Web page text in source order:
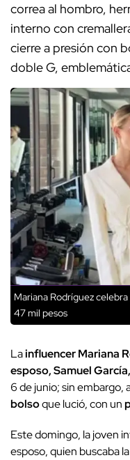
correa al hombro,
interno con
cierre a presión con
doble G,
Mariana Rodríguez
47 mil pesos
Lainfluencer Mariana
esposo, Samuel García,
6 de junio; sin embargo,
bolsoque lució, con un
Este domingo, la joven
esposo, quien buscaba